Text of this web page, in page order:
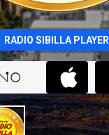
RADIO SIBILLA PLAYER